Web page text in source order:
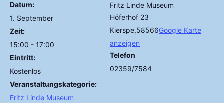
Datum:
1. September
Zeit:
15:00 - 17:00
Eintritt:
Kostenlos
Veranstaltungskategorie:
Fritz Linde Museum
Fritz Linde Museum
Höferhof 23
Kierspe,58566Google Karte
anzeigen
Telefon
02359/7584